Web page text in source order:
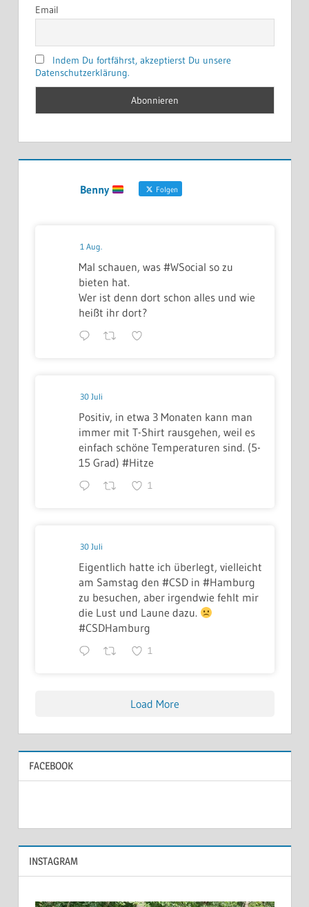
Email
Indem Du fortfährst, akzeptierst Du unsere
Datenschutzerklärung.
Benny Folgen
1 Aug.
Mal schauen, was #WSocial so zu
bieten hat.
Wer ist denn dort schon alles und wie
heißt ihr dort?
30 Juli
Positiv, in etwa 3 Monaten kann man
immer mit T-Shirt rausgehen, weil es
einfach schöne Temperaturen sind. (5-
15 Grad) #Hitze
1
30 Juli
Eigentlich hatte ich überlegt, vielleicht
am Samstag den #CSD in #Hamburg
zu besuchen, aber irgendwie fehlt mir
die Lust und Laune dazu.
#CSDHamburg
1
Load More
FACEBOOK
INSTAGRAM